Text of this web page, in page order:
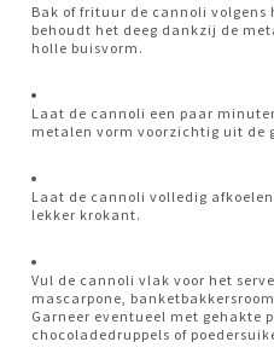
Bak of frituur de cannoli volgens
behoudt het deeg dankzij de
holle buisvorm.
Laat de cannoli een paar
metalen vorm voorzichtig uit de
Laat de cannoli volledig
lekker krokant.
Vul de cannoli vlak voor het
mascarpone,
Garneer eventueel met gehakte
chocoladedruppels of